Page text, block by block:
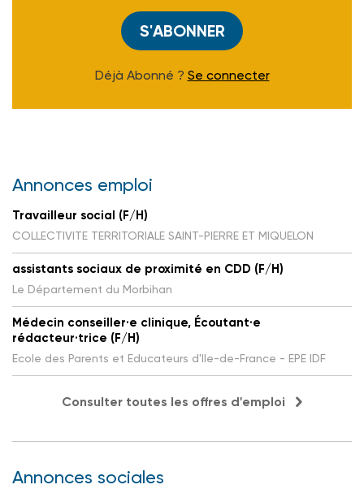
S'ABONNER
Déjà Abonné ? Se connecter
Annonces emploi
Travailleur social (F/H)
COLLECTIVITE TERRITORIALE SAINT-PIERRE ET MIQUELON
assistants sociaux de proximité en CDD (F/H)
Le Département du Morbihan
Médecin conseiller·e clinique, Écoutant·e
rédacteur·trice (F/H)
Ecole des Parents et Educateurs d'Ile-de-France - EPE IDF
Consulter toutes les offres d'emploi
Annonces sociales